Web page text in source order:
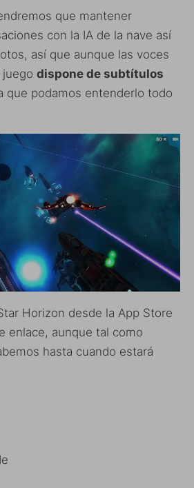
que mantener
con la IA de la nave así
así que aunque las voces
dispone de subtítulos
que podamos entenderlo todo
Horizon desde la App Store
enlace, aunque tal como
hasta cuando estará